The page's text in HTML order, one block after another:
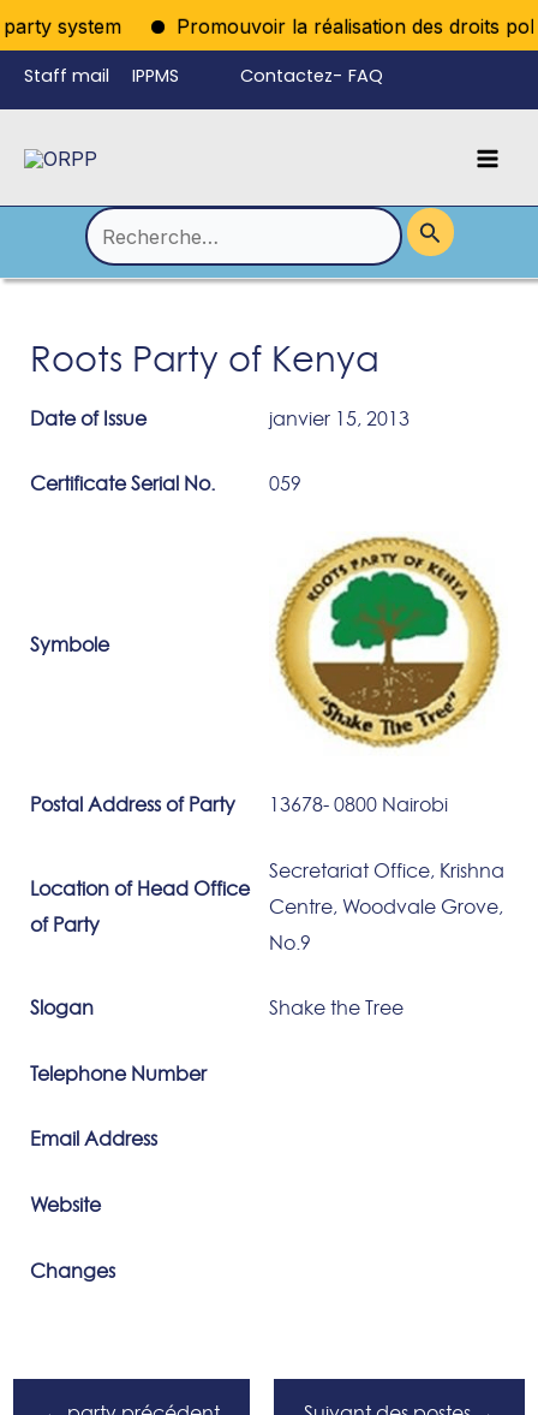
system Promouvoir la réalisation des droits
Aller
au
contenu
Staff mail IPPMS Contactez- FAQ
Rechercher :
Roots Party of Kenya
Date of Issue janvier 15, 2013
Certificate Serial No. 059
Symbole
Postal Address of Party 13678- 0800 Nairobi
Location of Head Office
of Party
Secretariat Office, Krishna
Centre, Woodvale Grove,
No.9
Slogan Shake the Tree
Telephone Number
Email Address
Website
Changes